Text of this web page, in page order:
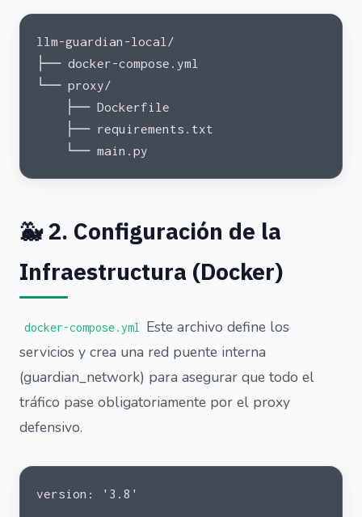
llm-guardian-local/
├── docker-compose.yml
└── proxy/
    ├── Dockerfile
    ├── requirements.txt
    └── main.py
🐳 2. Configuración de la
Infraestructura (Docker)
docker-compose.yml
Este archivo define los
servicios y crea una red puente interna
(guardian_network) para asegurar que todo el
tráfico pase obligatoriamente por el proxy
defensivo.
version: '3.8'